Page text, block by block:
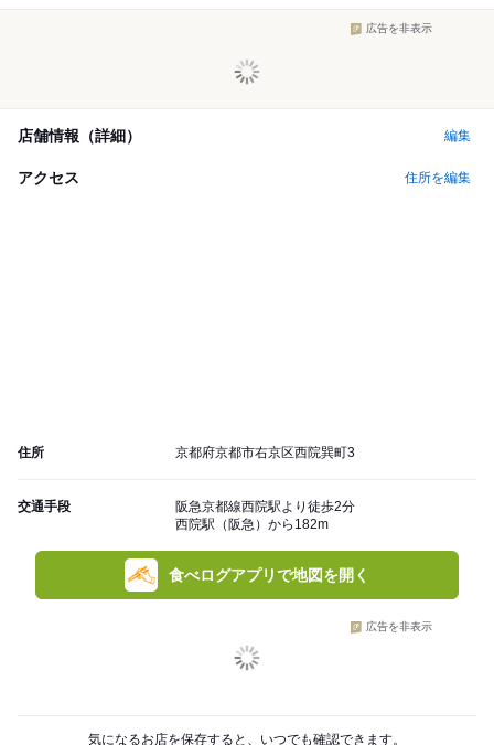
広告を非表示
店舗情報（詳細） 編集
アクセス 住所を編集
住所 京都府京都市右京区西院巽町3
交通手段
阪急京都線西院駅より徒歩2分
西院駅（阪急）から182m
食べログアプリで地図を開く
広告を非表示
気になるお店を保存すると、いつでも確認できます。